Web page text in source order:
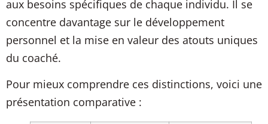
aux besoins spécifiques de chaque individu. Il se
concentre davantage sur le développement
personnel et la mise en valeur des atouts uniques
du coaché.
Pour mieux comprendre ces distinctions, voici une
présentation comparative :